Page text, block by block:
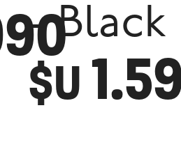
- Black
$U